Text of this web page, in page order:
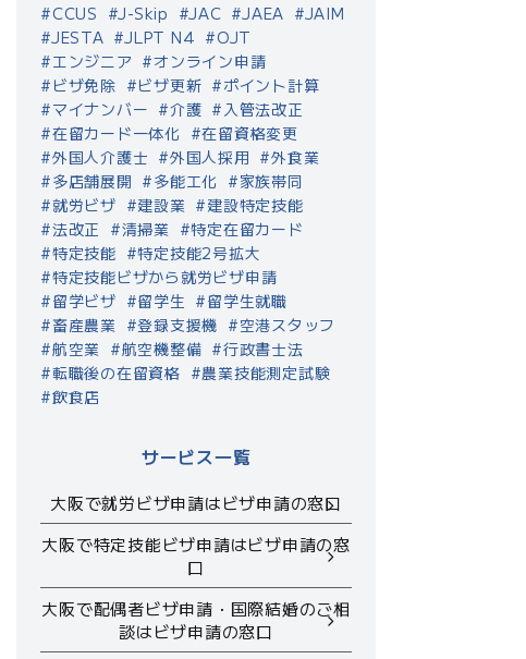
CCUS J-Skip JAC JAEA
JAIM
JESTA
JLPT N4
OJT
エンジニア
オンライン申請
ビザ免除
ビザ更新
ポイント計算
マイナンバー
介護
入管法改正
在留カード一体化
在留資格変更
外国人介護士
外国人採用
外食業
多店舗展開
多能工化
家族帯同
就労ビザ
建設業
建設特定技能
法改正
清掃業
特定在留カード
特定技能
特定技能2号拡大
特定技能ビザから就労ビザ申請
留学ビザ
留学生
留学生就職
畜産農業
登録支援機
空港スタッフ
航空業
航空機整備
行政書士法
転職後の在留資格
農業技能測定試験
飲食店
サービス一覧
大阪で就労ビザ申請はビザ申請の窓口
大阪で特定技能ビザ申請はビザ申請の窓
口
大阪で配偶者ビザ申請・国際結婚のご相
談はビザ申請の窓口